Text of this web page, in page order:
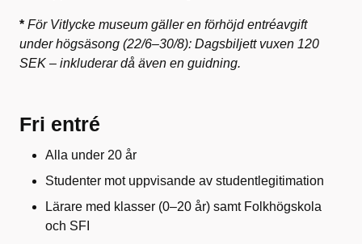
* För Vitlycke museum gäller en förhöjd entréavgift
under högsäsong (22/6–30/8): Dagsbiljett vuxen 120
SEK – inkluderar då även en guidning.
Fri entré
Alla under 20 år
Studenter mot uppvisande av studentlegitimation
Lärare med klasser (0–20 år) samt Folkhögskola
och SFI